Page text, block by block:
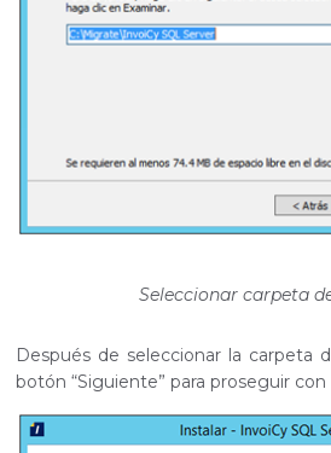
Seleccionar carpeta
Después de seleccionar la carpeta
botón “Siguiente” para proseguir con